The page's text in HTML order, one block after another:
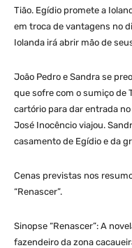
Tião. Egídio promete a
em troca de vantagens no
Iolanda irá abrir mão de
João Pedro e Sandra se
que sofre com o sumiço de
cartório para dar entrada
José Inocêncio viajou.
casamento de Egídio e da
Cenas previstas nos
“Renascer”.
Sinopse “Renascer”: A
fazendeiro da zona